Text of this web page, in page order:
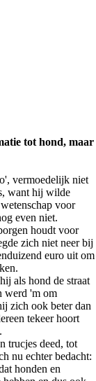
tot hond, maar
vermoedelijk niet
want hij wilde
voor
even niet.
houdt voor
zich niet neer bij
euro uit om
als hond de straat
werd 'm om
zich ook beter dan
tekeer hoort
trucjes deed, tot
nu echter bedacht:
honden en